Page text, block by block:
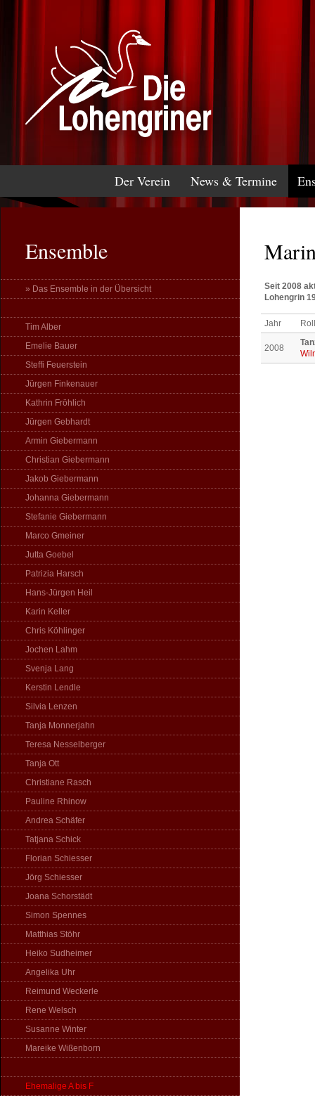
Der Verein News & Termine
Ensemble
» Das Ensemble in der Übersicht
Tim Alber
Emelie Bauer
Steffi Feuerstein
Jürgen Finkenauer
Kathrin Fröhlich
Jürgen Gebhardt
Armin Giebermann
Christian Giebermann
Jakob Giebermann
Johanna Giebermann
Stefanie Giebermann
Marco Gmeiner
Jutta Goebel
Patrizia Harsch
Hans-Jürgen Heil
Karin Keller
Chris Köhlinger
Jochen Lahm
Svenja Lang
Kerstin Lendle
Silvia Lenzen
Tanja Monnerjahn
Teresa Nesselberger
Tanja Ott
Christiane Rasch
Pauline Rhinow
Andrea Schäfer
Tatjana Schick
Florian Schiesser
Jörg Schiesser
Joana Schorstädt
Simon Spennes
Matthias Stöhr
Heiko Sudheimer
Angelika Uhr
Reimund Weckerle
Rene Welsch
Susanne Winter
Mareike Wißenborn
Ehemalige A bis F
Seit 2008
Lohengrin
Jahr
2008